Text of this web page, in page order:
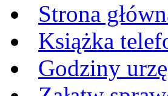
Strona
Książka
Godziny